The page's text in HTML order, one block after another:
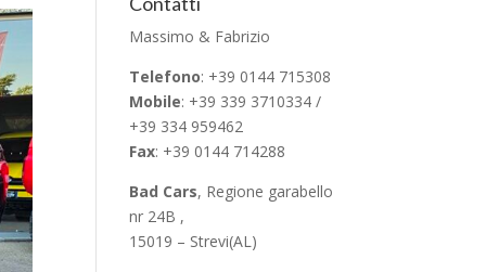
Massimo & Fabrizio
Telefono: +39 0144 715308
Mobile: +39 339 3710334 /
+39 334 959462
Fax: +39 0144 714288
Bad Cars, Regione garabello
nr 24B ,
15019 – Strevi(AL)